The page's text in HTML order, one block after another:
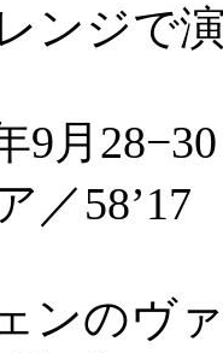
ンジで
9月
／58’17
ンのヴ